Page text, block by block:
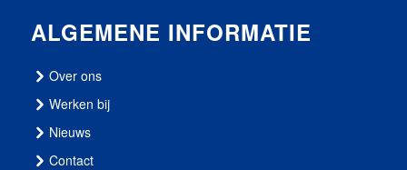
ALGEMENE INFORMATIE
Over ons
Werken bij
Nieuws
Contact